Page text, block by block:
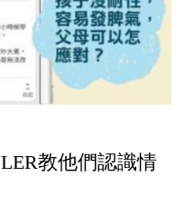
教他們認識情